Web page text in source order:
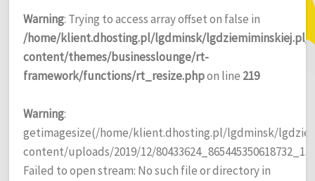
Warning: Trying to access array offset on false in
/home/klient.dhosting.pl/lgdminsk/
content/themes/businesslounge/rt-
framework/functions/rt_resize.phpon line 219
Warning:
getimagesize(/home/klient.dhosting.pl/lgdminsk/
content/uploads/2019/12/
Failed to open stream: No such file or directory in